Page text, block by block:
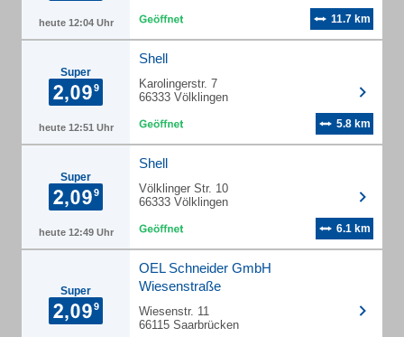
heute 12:04 Uhr 11.7 km
Super
heute 12:51 Uhr
Shell
Karolingerstr. 7
66333 Völklingen
5.8 km
Super
heute 12:49 Uhr
Shell
Völklinger Str. 10
66333 Völklingen
6.1 km
Super
OEL Schneider GmbH
Wiesenstraße
Wiesenstr. 11
66115 Saarbrücken